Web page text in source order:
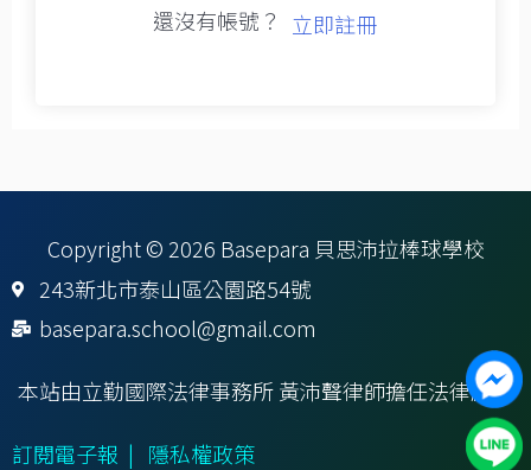
還沒有帳號？ 立即註冊
Copyright © 2026 Basepara 貝思沛拉棒球學校
243新北市泰山區公園路54號
basepara.school@gmail.com
本站由立勤國際法律事務所 黃沛聲律師擔任法律顧問
訂閱電子報 | 隱私權政策